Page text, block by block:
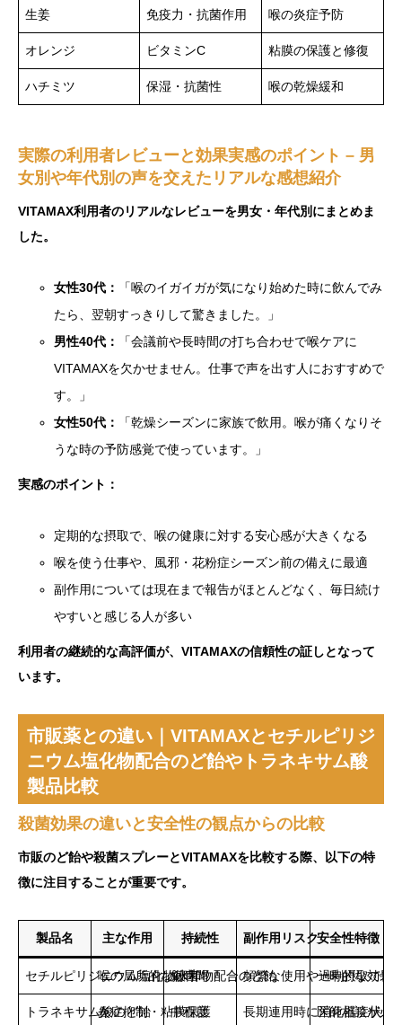
生姜 免疫力・抗菌作用 喉の炎症予防
オレンジ ビタミンC 粘膜の保護と修復
ハチミツ 保湿・抗菌性 喉の乾燥緩和
実際の利用者レビューと効果実感のポイント – 男
女別や年代別の声を交えたリアルな感想紹介
VITAMAX利用者のリアルなレビューを男女・年代別にまとめま
した。
女性30代：
「喉のイガイガが気になり始めた時に飲んでみ
たら、翌朝すっきりして驚きました。」
男性40代：
「会議前や長時間の打ち合わせで喉ケアに
VITAMAXを欠かせません。仕事で声を出す人におすすめで
す。」
女性50代：
「乾燥シーズンに家族で飲用。喉が痛くなりそ
うな時の予防感覚で使っています。」
実感のポイント：
定期的な摂取で、喉の健康に対する安心感が大きくなる
喉を使う仕事や、風邪・花粉症シーズン前の備えに最適
副作用については現在まで報告がほとんどなく、毎日続け
やすいと感じる人が多い
利用者の継続的な高評価が、VITAMAXの信頼性の証しとなって
います。
市販薬との違い｜VITAMAXとセチルピリジ
ニウム塩化物配合のど飴やトラネキサム酸
製品比較
殺菌効果の違いと安全性の観点からの比較
市販のど飴や殺菌スプレーとVITAMAXを比較する際、以下の特
徴に注目することが重要です。
製品名 主な作用 持続性 副作用リスク安全性特徴
セチルピリジニウム塩化物水和物配合のど飴
喉の局所的な殺菌
短時間 頻繁な使用や過剰摂取で口
一時的な効果
トラネキサム酸のど飴炎症抑制・粘膜保護
中程度 長期連用時に消化器症状
医師相談が必